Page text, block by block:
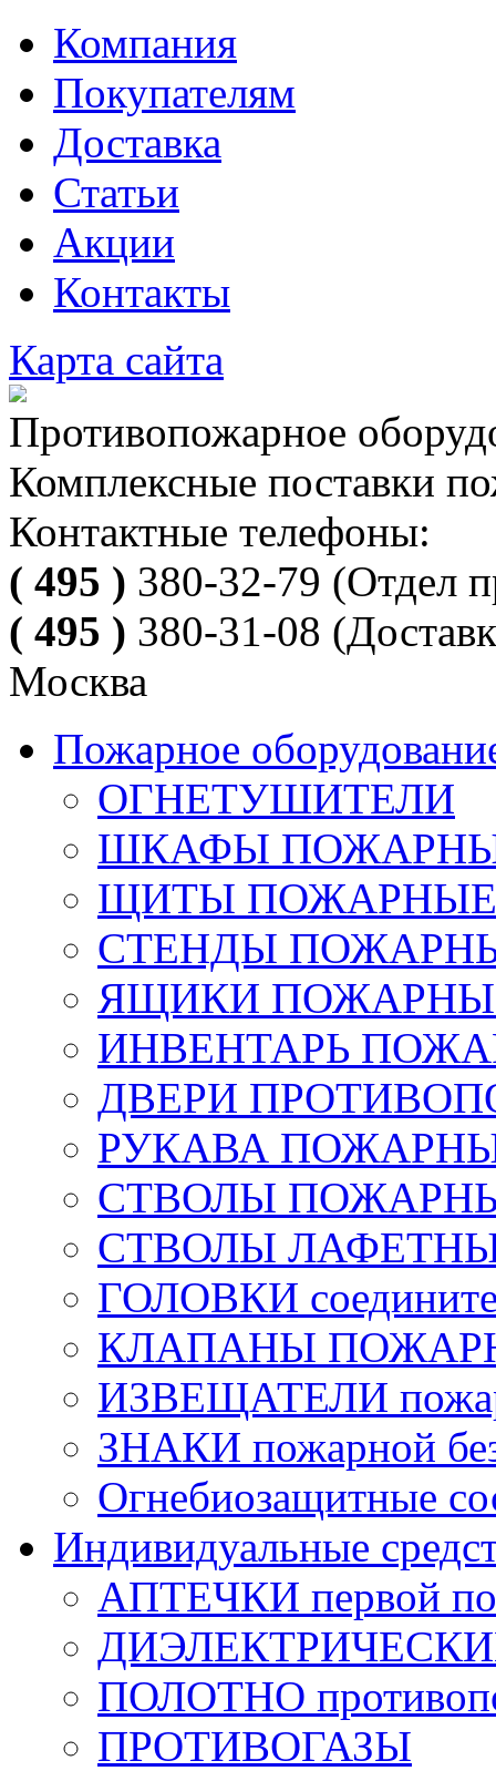
Компания
Покупателям
Доставка
Статьи
Акции
Контакты
Карта сайта
Противопожарное
Комплексные поставки
Контактные телефоны:
( 495 ) 380-32-79 (Отдел
( 495 ) 380-31-08
Москва
Пожарное
ОГНЕТУШИТЕЛИ
ШКАФЫ
ЩИТЫ ПОЖАРНЫЕ
СТЕНДЫ
ЯЩИКИ ПОЖАРНЫЕ
ИНВЕНТАРЬ
ДВЕРИ
РУКАВА
СТВОЛЫ
СТВОЛЫ
ГОЛОВКИ
КЛАПАНЫ
ИЗВЕЩАТЕЛИ
ЗНАКИ пожарной
Огнебиозащитные
Индивидуальные
АПТЕЧКИ первой
ДИЭЛЕКТРИЧЕСКИЕ
ПОЛОТНО
ПРОТИВОГАЗЫ